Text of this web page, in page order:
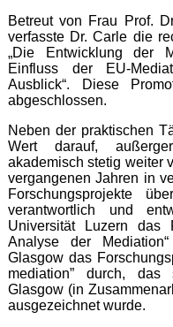
Betreut von Frau Prof.
verfasste Dr. Carle die
„Die Entwicklung der
Einfluss der EU-
Ausblick“. Diese
abgeschlossen.
Neben der praktischen
Wert darauf,
akademisch stetig weiter
vergangenen Jahren in
Forschungsprojekte
verantwortlich und
Universität Luzern das
Analyse der
Glasgow das
mediation” durch,
Glasgow (in
ausgezeichnet wurde.